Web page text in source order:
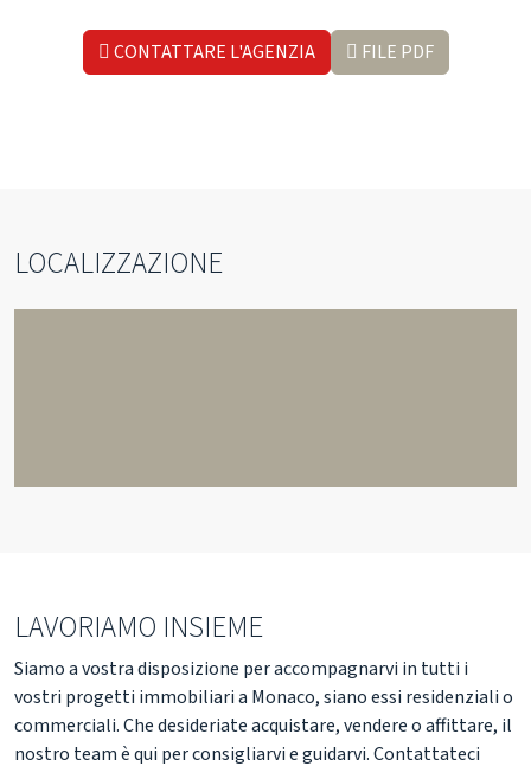
CONTATTARE L'AGENZIA FILE PDF
LOCALIZZAZIONE
LAVORIAMO INSIEME
Siamo a vostra disposizione per accompagnarvi in tutti i
vostri progetti immobiliari a Monaco, siano essi residenziali o
commerciali. Che desideriate acquistare, vendere o affittare, il
nostro team è qui per consigliarvi e guidarvi. Contattateci